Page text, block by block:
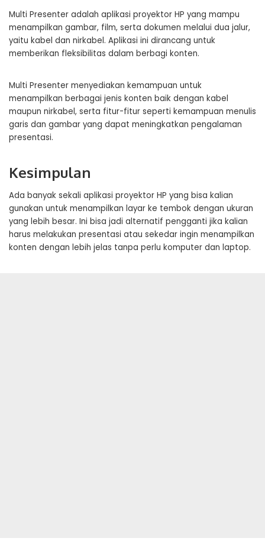
Multi Presenter adalah aplikasi proyektor HP yang mampu
menampilkan gambar, film, serta dokumen melalui dua jalur,
yaitu kabel dan nirkabel. Aplikasi ini dirancang untuk
memberikan fleksibilitas dalam berbagi konten.
Multi Presenter menyediakan kemampuan untuk
menampilkan berbagai jenis konten baik dengan kabel
maupun nirkabel, serta fitur-fitur seperti kemampuan menulis
garis dan gambar yang dapat meningkatkan pengalaman
presentasi.
Kesimpulan
Ada banyak sekali aplikasi proyektor HP yang bisa kalian
gunakan untuk menampilkan layar ke tembok dengan ukuran
yang lebih besar. Ini bisa jadi alternatif pengganti jika kalian
harus melakukan presentasi atau sekedar ingin menampilkan
konten dengan lebih jelas tanpa perlu komputer dan laptop.